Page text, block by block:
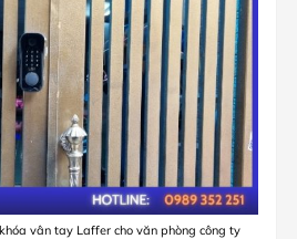
vân tay Laffer cho văn phòng công ty